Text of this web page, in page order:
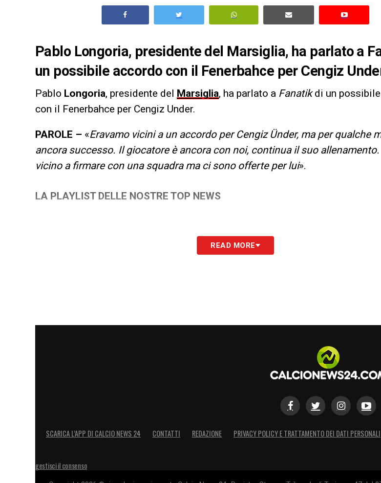
Pablo Longoria, presidente del Marsiglia, ha parlato a
un possibile accordo con il Fenerbahce per Cengiz
Pablo Longoria, presidente del Marsiglia, ha parlato a Fanatikdi un
con il Fenerbahce per Cengiz Under.
PAROLE – «Eravamo vicini a un accordo per Cengiz Ünder, ma per qualche
ancora successo. Il giocatore è ancora con noi, continua il suo
vicino a firmare con una squadra ma ci sono offerte per lui».
LA PLAYLIST DELLE NOSTRE TOP NEWS
READ MORE
SCARICA L’APP DI CALCIO NEWS 24 CONTATTI REDAZIONE PRIVACY POLICY E TRATTAMENTO DEI DATI PERSONALI
gestisci il consenso